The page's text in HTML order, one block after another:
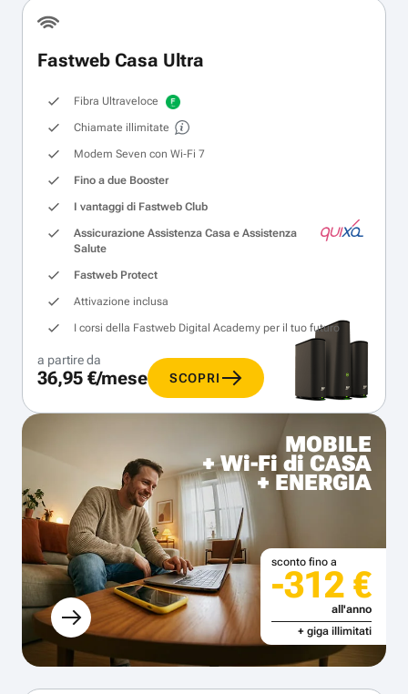
Fastweb Casa Ultra
Fibra Ultraveloce
Chiamate illimitate
Modem Seven con Wi‑Fi 7
Fino a due Booster
I vantaggi di Fastweb Club
Assicurazione Assistenza Casa e Assistenza
Salute
Fastweb Protect
Attivazione inclusa
I corsi della Fastweb Digital Academy per il tuo futuro
a partire da
36,95 €/mese SCOPRI
MOBILE
+ Wi-Fi di CASA
+ ENERGIA
sconto fino a
-312 €
all'anno
+ giga illimitati